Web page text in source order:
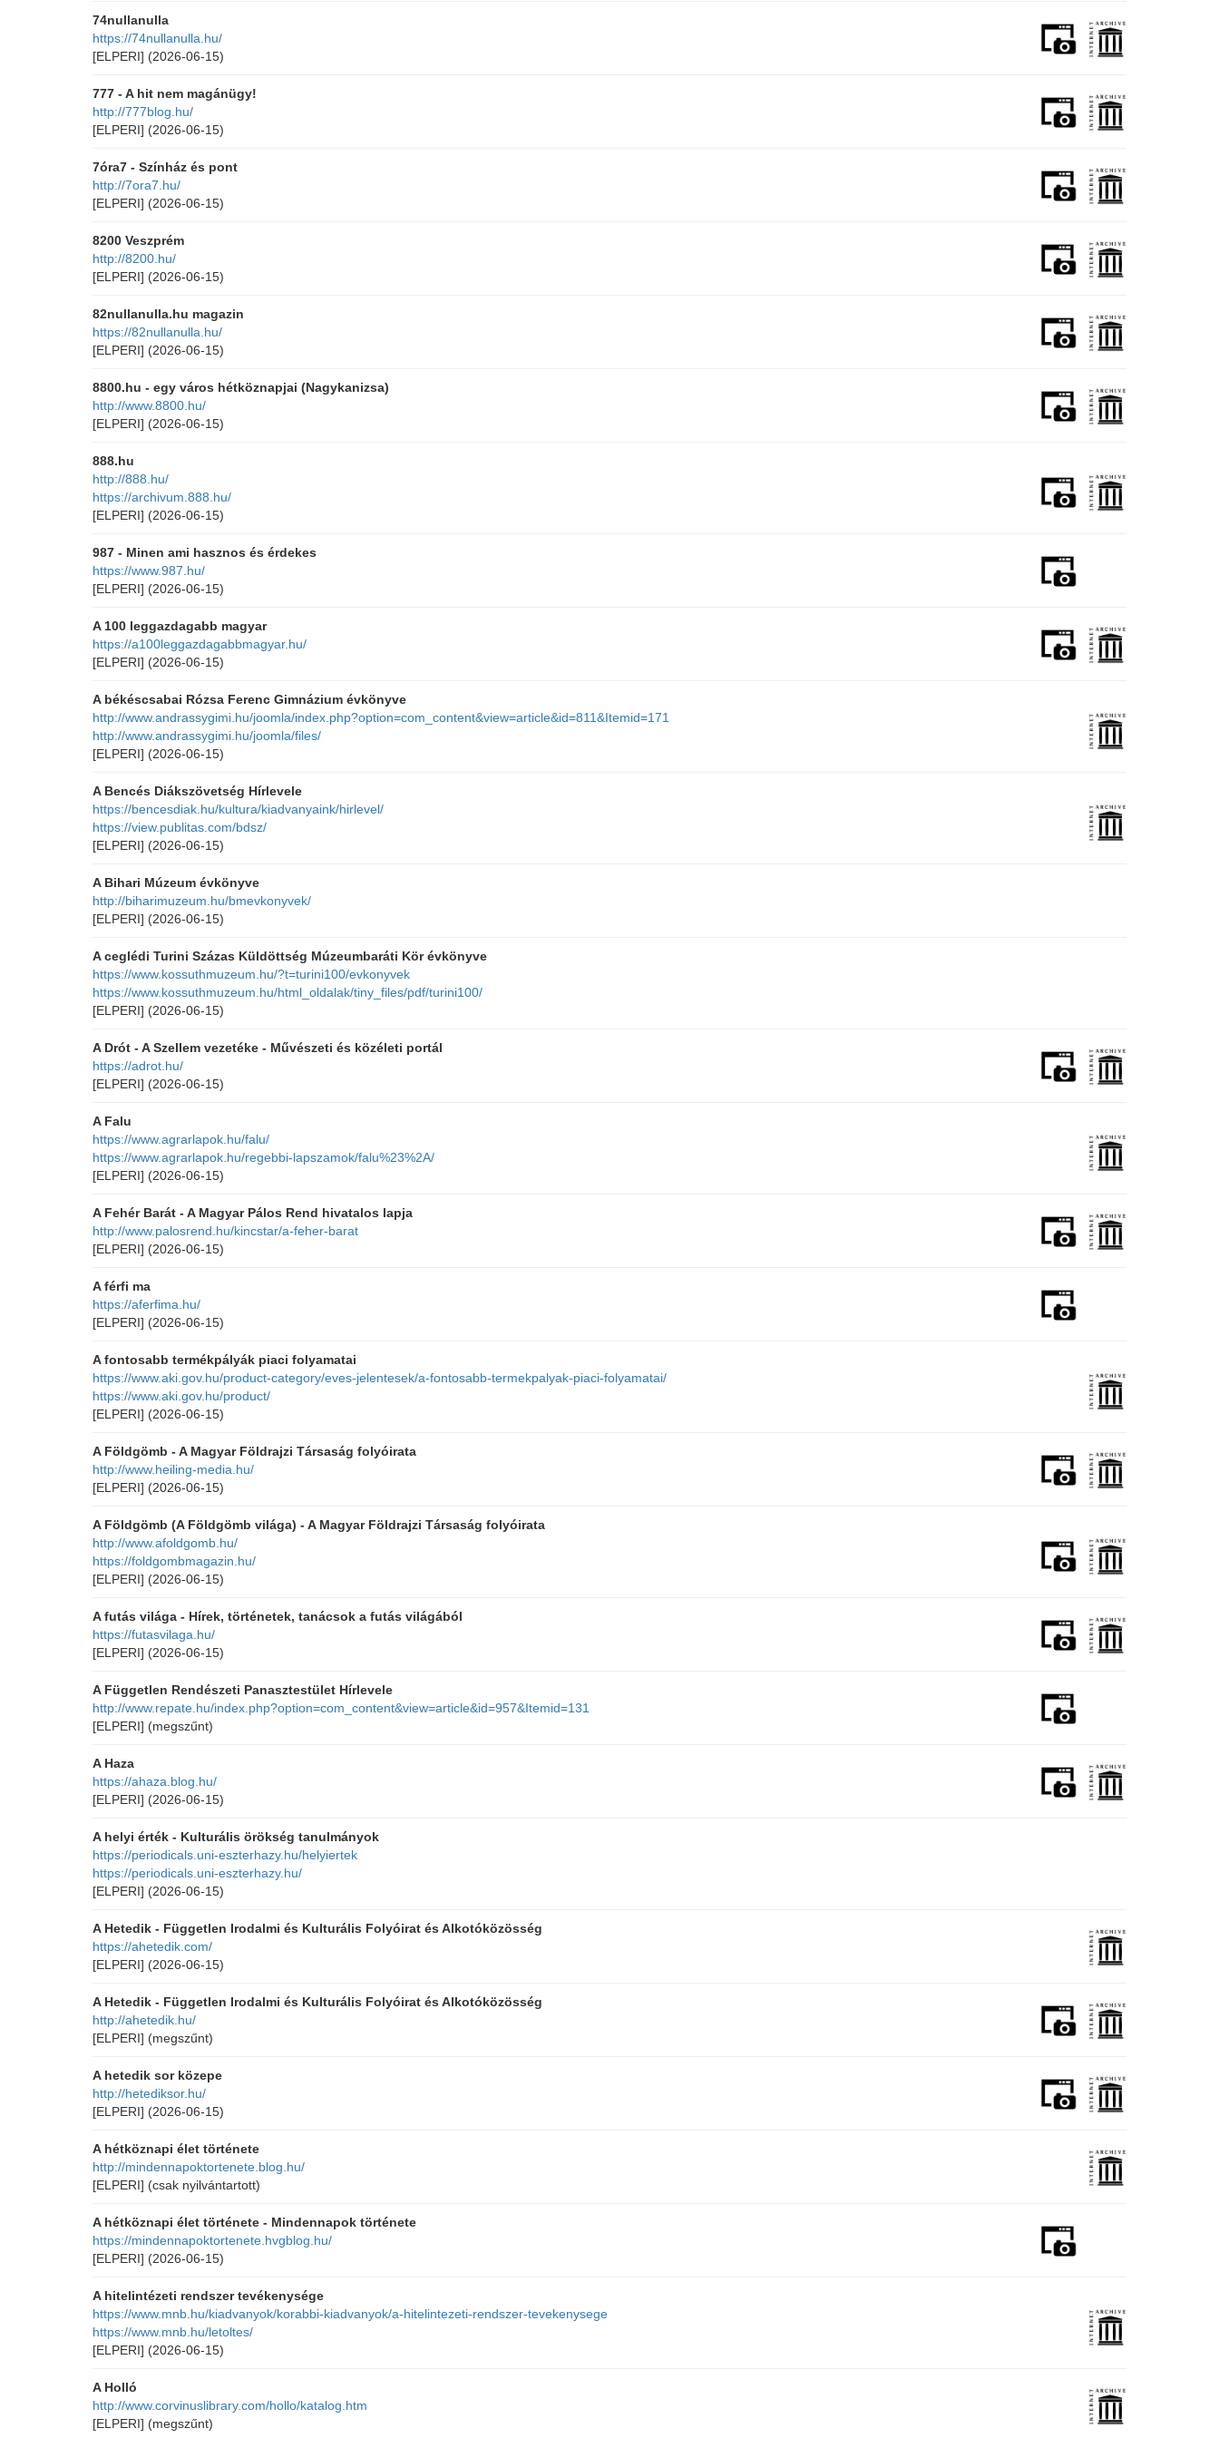
74nullanulla
https://74nullanulla.hu/
[ELPERI] (2026-06-15)
777 - A hit nem magánügy!
http://777blog.hu/
[ELPERI] (2026-06-15)
7óra7 - Színház és pont
http://7ora7.hu/
[ELPERI] (2026-06-15)
8200 Veszprém
http://8200.hu/
[ELPERI] (2026-06-15)
82nullanulla.hu magazin
https://82nullanulla.hu/
[ELPERI] (2026-06-15)
8800.hu - egy város hétköznapjai (Nagykanizsa)
http://www.8800.hu/
[ELPERI] (2026-06-15)
888.hu
http://888.hu/
https://archivum.888.hu/
[ELPERI] (2026-06-15)
987 - Minen ami hasznos és érdekes
https://www.987.hu/
[ELPERI] (2026-06-15)
A 100 leggazdagabb magyar
https://a100leggazdagabbmagyar.hu/
[ELPERI] (2026-06-15)
A békéscsabai Rózsa Ferenc Gimnázium évkönyve
http://www.andrassygimi.hu/joomla/index.php?option=com_content&view=article&id=811&Itemid=171
http://www.andrassygimi.hu/joomla/files/
[ELPERI] (2026-06-15)
A Bencés Diákszövetség Hírlevele
https://bencesdiak.hu/kultura/kiadvanyaink/hirlevel/
https://view.publitas.com/bdsz/
[ELPERI] (2026-06-15)
A Bihari Múzeum évkönyve
http://biharimuzeum.hu/bmevkonyvek/
[ELPERI] (2026-06-15)
A ceglédi Turini Százas Küldöttség Múzeumbaráti Kör évkönyve
https://www.kossuthmuzeum.hu/?t=turini100/evkonyvek
https://www.kossuthmuzeum.hu/html_oldalak/tiny_files/pdf/turini100/
[ELPERI] (2026-06-15)
A Drót - A Szellem vezetéke - Művészeti és közéleti portál
https://adrot.hu/
[ELPERI] (2026-06-15)
A Falu
https://www.agrarlapok.hu/falu/
https://www.agrarlapok.hu/regebbi-lapszamok/falu%23%2A/
[ELPERI] (2026-06-15)
A Fehér Barát - A Magyar Pálos Rend hivatalos lapja
http://www.palosrend.hu/kincstar/a-feher-barat
[ELPERI] (2026-06-15)
A férfi ma
https://aferfima.hu/
[ELPERI] (2026-06-15)
A fontosabb termékpályák piaci folyamatai
https://www.aki.gov.hu/product-category/eves-jelentesek/a-fontosabb-termekpalyak-piaci-folyamatai/
https://www.aki.gov.hu/product/
[ELPERI] (2026-06-15)
A Földgömb - A Magyar Földrajzi Társaság folyóirata
http://www.heiling-media.hu/
[ELPERI] (2026-06-15)
A Földgömb (A Földgömb világa) - A Magyar Földrajzi Társaság folyóirata
http://www.afoldgomb.hu/
https://foldgombmagazin.hu/
[ELPERI] (2026-06-15)
A futás világa - Hírek, történetek, tanácsok a futás világából
https://futasvilaga.hu/
[ELPERI] (2026-06-15)
A Független Rendészeti Panasztestület Hírlevele
http://www.repate.hu/index.php?option=com_content&view=article&id=957&Itemid=131
[ELPERI] (megszűnt)
A Haza
https://ahaza.blog.hu/
[ELPERI] (2026-06-15)
A helyi érték - Kulturális örökség tanulmányok
https://periodicals.uni-eszterhazy.hu/helyiertek
https://periodicals.uni-eszterhazy.hu/
[ELPERI] (2026-06-15)
A Hetedik - Független Irodalmi és Kulturális Folyóirat és Alkotóközösség
https://ahetedik.com/
[ELPERI] (2026-06-15)
A Hetedik - Független Irodalmi és Kulturális Folyóirat és Alkotóközösség
http://ahetedik.hu/
[ELPERI] (megszűnt)
A hetedik sor közepe
http://hetediksor.hu/
[ELPERI] (2026-06-15)
A hétköznapi élet története
http://mindennapoktortenete.blog.hu/
[ELPERI] (csak nyilvántartott)
A hétköznapi élet története - Mindennapok története
https://mindennapoktortenete.hvgblog.hu/
[ELPERI] (2026-06-15)
A hitelintézeti rendszer tevékenysége
https://www.mnb.hu/kiadvanyok/korabbi-kiadvanyok/a-hitelintezeti-rendszer-tevekenysege
https://www.mnb.hu/letoltes/
[ELPERI] (2026-06-15)
A Holló
http://www.corvinuslibrary.com/hollo/katalog.htm
[ELPERI] (megszűnt)